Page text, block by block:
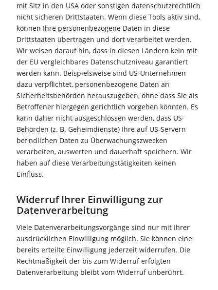
mit Sitz in den USA oder sonstigen datenschutzrechtlich
nicht sicheren Drittstaaten. Wenn diese Tools aktiv sind,
können Ihre personenbezogene Daten in diese
Drittstaaten übertragen und dort verarbeitet werden.
Wir weisen darauf hin, dass in diesen Ländern kein mit
der EU vergleichbares Datenschutzniveau garantiert
werden kann. Beispielsweise sind US-Unternehmen
dazu verpflichtet, personenbezogene Daten an
Sicherheitsbehörden herauszugeben, ohne dass Sie als
Betroffener hiergegen gerichtlich vorgehen könnten. Es
kann daher nicht ausgeschlossen werden, dass US-
Behörden (z. B. Geheimdienste) Ihre auf US-Servern
befindlichen Daten zu Überwachungszwecken
verarbeiten, auswerten und dauerhaft speichern. Wir
haben auf diese Verarbeitungstätigkeiten keinen
Einfluss.
Widerruf Ihrer Einwilligung zur
Datenverarbeitung
Viele Datenverarbeitungsvorgänge sind nur mit Ihrer
ausdrücklichen Einwilligung möglich. Sie können eine
bereits erteilte Einwilligung jederzeit widerrufen. Die
Rechtmäßigkeit der bis zum Widerruf erfolgten
Datenverarbeitung bleibt vom Widerruf unberührt.